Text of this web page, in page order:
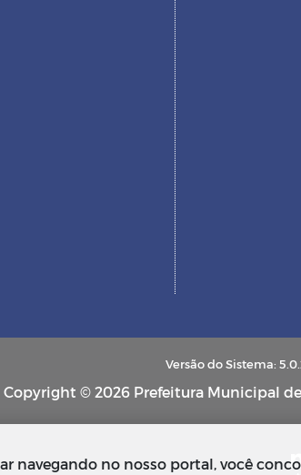
Versão do Sistema:
Copyright © 2026 Prefeitura Municipal
navegando no nosso portal, você